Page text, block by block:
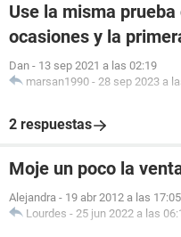
Use la misma
ocasiones y la
Dan - 13 sep 2021 a las 02:19
marsan1990 - 28 sep 2023 a
2 respuestas
Moje un poco la
Alejandra - 19 abr 2012 a las 17:05
Lourdes - 25 jun 2022 a las